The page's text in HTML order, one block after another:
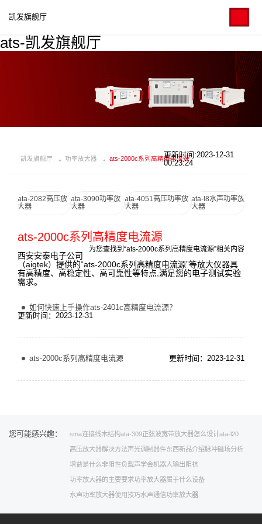
ats-凯发旗舰厅
凯发旗舰厅
凯发旗舰厅 功率放大器 ats-2000c系列高精度电流源更新时间:2023-12-31
00:23:24
ata-2082高压放
大器
ata-3090功率放
大器
ata-4051高压功率放
大器
ata-l8水声功率放
大器
ats-2000c系列高精度电流源
为您查找到“ats-2000c系列高精度电流源”相关内容
西安安泰电子公司
（aigtek）提供的“ats-2000c系列高精度电流源”等放大仪器具
有高精度、高稳定性、高可靠性等特点,满足您的电子测试实验
需求。
如何快速上手操作ats-2401c高精度电流源？
更新时间：2023-12-31
ats-2000c系列高精度电流源 更新时间：2023-12-31
您可能感兴趣： sma连接线木结构ata-309正弦波宽带放大器怎么设计ata-l20
高压放大器解决方法声光调制器件东西新品介绍脉冲磁场分析
增益是什么非阻性负载声学会机器人输出阻抗
功率放大器的主要要求功率放大器属于什么设备
水声功率放大器使用技巧水声通信功率放大器